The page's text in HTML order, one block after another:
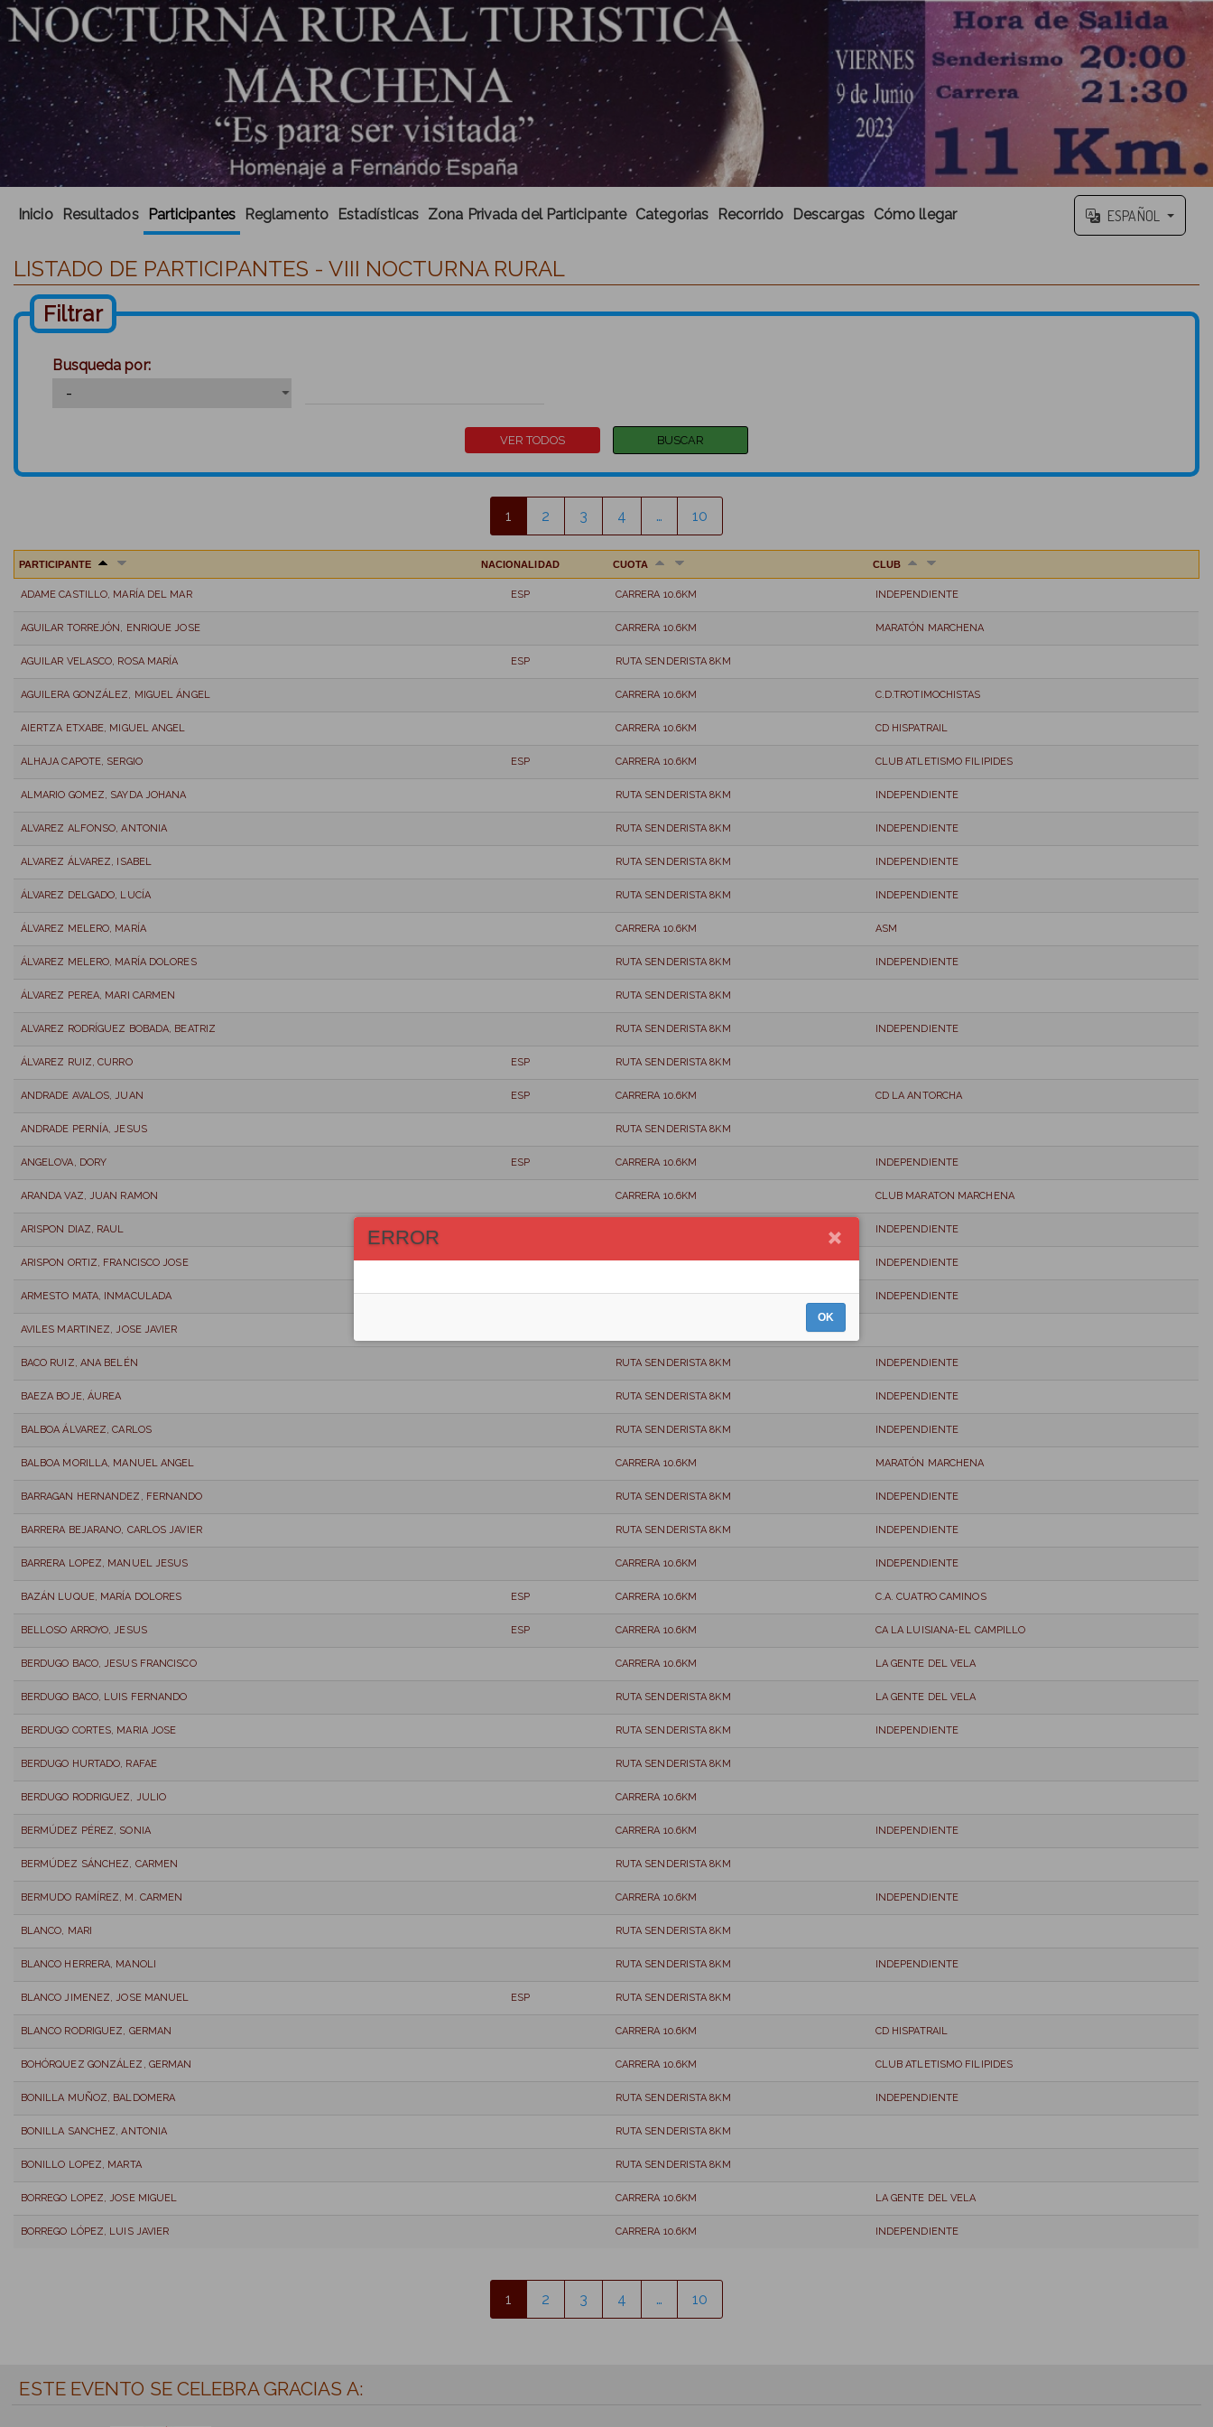
Inicio Resultados Participantes Reglamento Estadísticas Zona Privada del Participante Categorias Recorrido Descargas Cómo llegar ESPAÑOL
LISTADO DE PARTICIPANTES - VIII NOCTURNA RURAL
Filtrar
Busqueda por:
1 2 3 4 … 10
PARTICIPANTE NACIONALIDAD CUOTA CLUB
ADAME CASTILLO, MARÍA DEL MAR ESP CARRERA 10.6KM INDEPENDIENTE
AGUILAR TORREJÓN, ENRIQUE JOSE CARRERA 10.6KM MARATÓN MARCHENA
AGUILAR VELASCO, ROSA MARÍA ESP RUTA SENDERISTA 8KM
AGUILERA GONZÁLEZ, MIGUEL ÁNGEL CARRERA 10.6KM C.D.TROTIMOCHISTAS
AIERTZA ETXABE, MIGUEL ANGEL CARRERA 10.6KM CD HISPATRAIL
ALHAJA CAPOTE, SERGIO ESP CARRERA 10.6KM CLUB ATLETISMO FILIPIDES
ALMARIO GOMEZ, SAYDA JOHANA RUTA SENDERISTA 8KM INDEPENDIENTE
ALVAREZ ALFONSO, ANTONIA RUTA SENDERISTA 8KM INDEPENDIENTE
ALVAREZ ÁLVAREZ, ISABEL RUTA SENDERISTA 8KM INDEPENDIENTE
ÁLVAREZ DELGADO, LUCÍA RUTA SENDERISTA 8KM INDEPENDIENTE
ÁLVAREZ MELERO, MARÍA CARRERA 10.6KM ASM
ÁLVAREZ MELERO, MARÍA DOLORES RUTA SENDERISTA 8KM INDEPENDIENTE
ÁLVAREZ PEREA, MARI CARMEN RUTA SENDERISTA 8KM
ALVAREZ RODRÍGUEZ BOBADA, BEATRIZ RUTA SENDERISTA 8KM INDEPENDIENTE
ÁLVAREZ RUIZ, CURRO ESP RUTA SENDERISTA 8KM
ANDRADE AVALOS, JUAN ESP CARRERA 10.6KM CD LA ANTORCHA
ANDRADE PERNÍA, JESUS RUTA SENDERISTA 8KM
ANGELOVA, DORY ESP CARRERA 10.6KM INDEPENDIENTE
ARANDA VAZ, JUAN RAMON CARRERA 10.6KM CLUB MARATON MARCHENA
ARISPON DIAZ, RAUL INDEPENDIENTE
ARISPON ORTIZ, FRANCISCO JOSE CARRERA 10.6KM INDEPENDIENTE
ARMESTO MATA, INMACULADA RUTA SENDERISTA 8KM INDEPENDIENTE
AVILES MARTINEZ, JOSE JAVIER
BACO RUIZ, ANA BELÉN RUTA SENDERISTA 8KM INDEPENDIENTE
BAEZA BOJE, ÁUREA RUTA SENDERISTA 8KM INDEPENDIENTE
BALBOA ÁLVAREZ, CARLOS RUTA SENDERISTA 8KM INDEPENDIENTE
BALBOA MORILLA, MANUEL ANGEL CARRERA 10.6KM MARATÓN MARCHENA
BARRAGAN HERNANDEZ, FERNANDO RUTA SENDERISTA 8KM INDEPENDIENTE
BARRERA BEJARANO, CARLOS JAVIER RUTA SENDERISTA 8KM INDEPENDIENTE
BARRERA LOPEZ, MANUEL JESUS CARRERA 10.6KM INDEPENDIENTE
BAZÁN LUQUE, MARÍA DOLORES ESP CARRERA 10.6KM C.A. CUATRO CAMINOS
BELLOSO ARROYO, JESUS ESP CARRERA 10.6KM CA LA LUISIANA-EL CAMPILLO
BERDUGO BACO, JESUS FRANCISCO CARRERA 10.6KM LA GENTE DEL VELA
BERDUGO BACO, LUIS FERNANDO RUTA SENDERISTA 8KM LA GENTE DEL VELA
BERDUGO CORTES, MARIA JOSE RUTA SENDERISTA 8KM INDEPENDIENTE
BERDUGO HURTADO, RAFAE RUTA SENDERISTA 8KM
BERDUGO RODRIGUEZ, JULIO CARRERA 10.6KM
BERMÚDEZ PÉREZ, SONIA CARRERA 10.6KM INDEPENDIENTE
BERMÚDEZ SÁNCHEZ, CARMEN RUTA SENDERISTA 8KM
BERMUDO RAMÍREZ, M. CARMEN CARRERA 10.6KM INDEPENDIENTE
BLANCO, MARI RUTA SENDERISTA 8KM
BLANCO HERRERA, MANOLI RUTA SENDERISTA 8KM INDEPENDIENTE
BLANCO JIMENEZ, JOSE MANUEL ESP RUTA SENDERISTA 8KM
BLANCO RODRIGUEZ, GERMAN CARRERA 10.6KM CD HISPATRAIL
BOHÓRQUEZ GONZÁLEZ, GERMAN CARRERA 10.6KM CLUB ATLETISMO FILIPIDES
BONILLA MUÑOZ, BALDOMERA RUTA SENDERISTA 8KM INDEPENDIENTE
BONILLA SANCHEZ, ANTONIA RUTA SENDERISTA 8KM
BONILLO LOPEZ, MARTA RUTA SENDERISTA 8KM
BORREGO LOPEZ, JOSE MIGUEL CARRERA 10.6KM LA GENTE DEL VELA
BORREGO LÓPEZ, LUIS JAVIER CARRERA 10.6KM INDEPENDIENTE
1 2 3 4 … 10
ESTE EVENTO SE CELEBRA GRACIAS A:
ERROR
OK